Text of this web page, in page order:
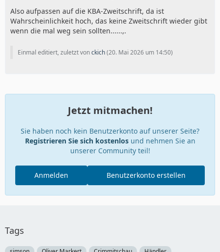
Also aufpassen auf die KBA-Zweitschrift, da ist
Wahrscheinlichkeit hoch, das keine Zweitschrift wieder gibt
wenn die mal weg sein sollten......,.
Einmal editiert, zuletzt vonckich(20. Mai 2026 um 14:50)
Jetzt mitmachen!
Sie haben noch kein Benutzerkonto auf unserer Seite?
Registrieren Sie sich kostenlosund nehmen Sie an
unserer Community teil!
Benutzerkonto erstellen
Anmelden
Tags